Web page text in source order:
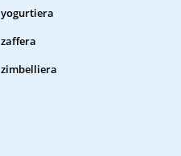
yogurtiera
zaffera
zimbelliera